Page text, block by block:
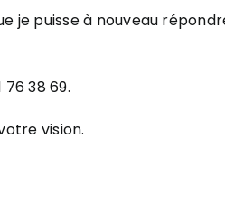
puisse à nouveau
38 69.
vision.